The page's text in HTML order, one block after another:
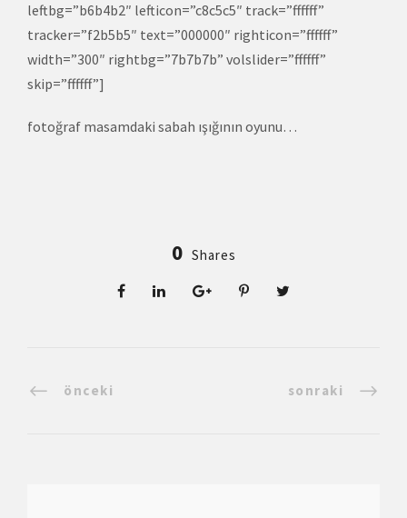
leftbg=”b6b4b2″ lefticon=”c8c5c5″ track=”ffffff”
tracker=”f2b5b5″ text=”000000″ righticon=”ffffff”
width=”300″ rightbg=”7b7b7b” volslider=”ffffff”
skip=”ffffff”]
fotoğraf masamdaki sabah ışığının oyunu…
0 Shares
önceki sonraki